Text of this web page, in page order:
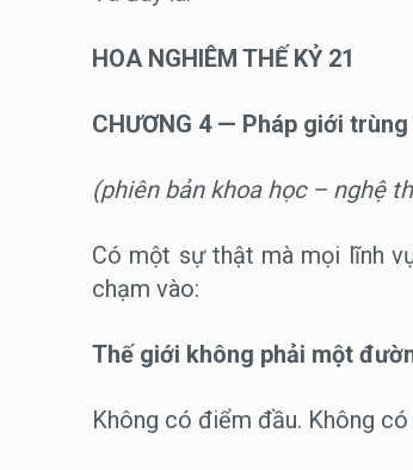
HOA NGHIÊM THẾ KỶ 21
CHƯƠNG 4 — Pháp giới
(phiên bản khoa học – nghệ
Có một sự thật mà mọi lĩnh
chạm vào:
Thế giới không phải một
Không có điểm đầu. Không